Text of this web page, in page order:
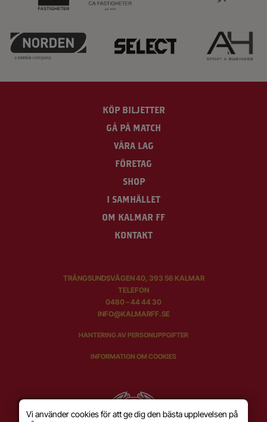
KÖP BILJETTER
GÅ PÅ MATCH
VÅRA LAG
FÖRETAG
SHOP
I SAMHÄLLET
OM KALMAR FF
KONTAKT
TRÅNGSUNDSVÄGEN 40, 393 56 KALMAR
TELEFON
0480 – 44 44 30
INFO@KALMARFF.SE
HANTERING AV PERSONUPPGIFTER
INFORMATION OM COOKIES
Vi använder cookies för att ge dig den bästa upplevelsen på